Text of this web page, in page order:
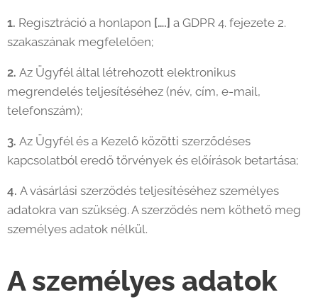
1. Regisztráció a honlapon [….] a GDPR 4. fejezete 2.
szakaszának megfelelően;
2. Az Ügyfél által létrehozott elektronikus
megrendelés teljesítéséhez (név, cím, e-mail,
telefonszám);
3. Az Ügyfél és a Kezelő közötti szerződéses
kapcsolatból eredő törvények és előírások betartása;
4. A vásárlási szerződés teljesítéséhez személyes
adatokra van szükség. A szerződés nem köthető meg
személyes adatok nélkül.
A személyes adatok